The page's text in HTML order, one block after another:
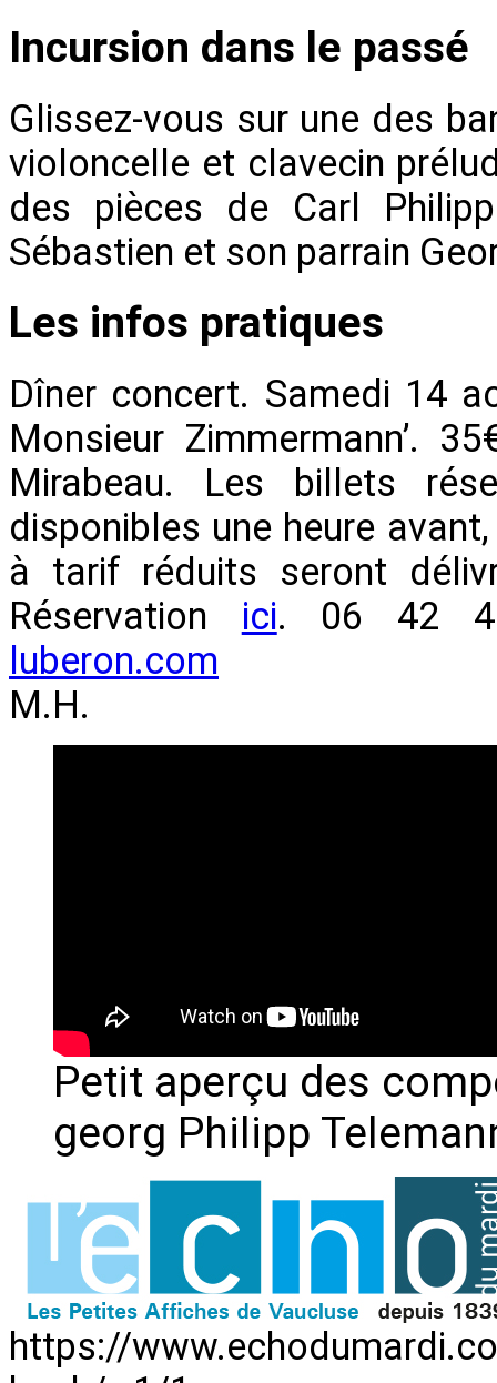
Incursion dans le passé
Glissez-vous sur une des
violoncelle et clavecin
des pièces de Carl
Sébastien et son parrain
Les infos pratiques
Dîner concert. Samedi 14
Monsieur Zimmermann’.
Mirabeau. Les billets
disponibles une heure
à tarif réduits seront
Réservation ici. 06 42
luberon.com
M.H.
Petit aperçu des
georg Philipp
https://